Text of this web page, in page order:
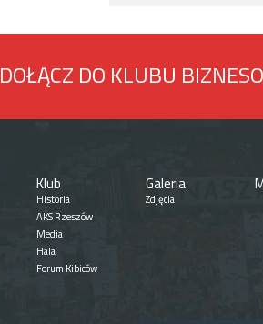
DOŁĄCZ DO KLUBU
Klub
Historia
AKS Rzeszów
Media
Hala
Forum Kibiców
Galeria
Zdjęcia